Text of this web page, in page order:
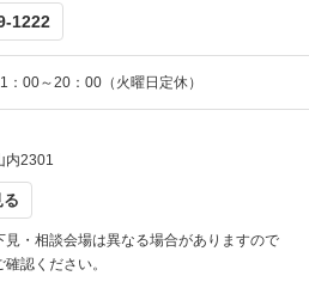
1222
：00～20：00（火曜日定休）
内2301
・相談会場は異なる場合がありますので
認ください。